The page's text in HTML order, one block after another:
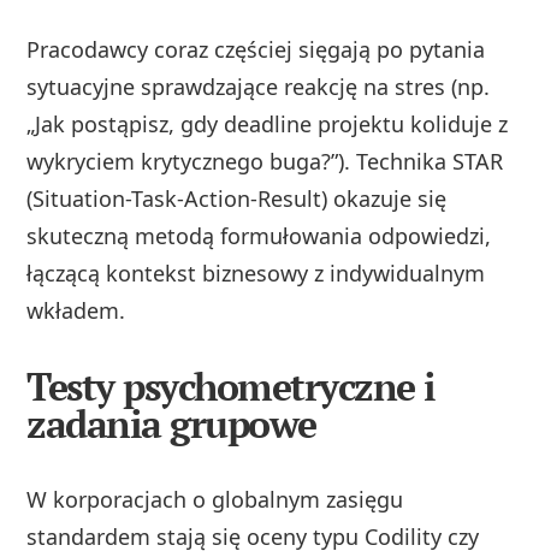
Pracodawcy coraz częściej sięgają po pytania
sytuacyjne sprawdzające reakcję na stres (np.
„Jak postąpisz, gdy deadline projektu koliduje z
wykryciem krytycznego buga?”). Technika STAR
(Situation-Task-Action-Result) okazuje się
skuteczną metodą formułowania odpowiedzi,
łączącą kontekst biznesowy z indywidualnym
wkładem.
Testy psychometryczne i
zadania grupowe
W korporacjach o globalnym zasięgu
standardem stają się oceny typu Codility czy